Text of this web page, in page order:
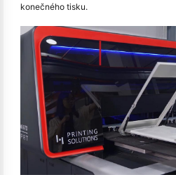
konečného tisku.